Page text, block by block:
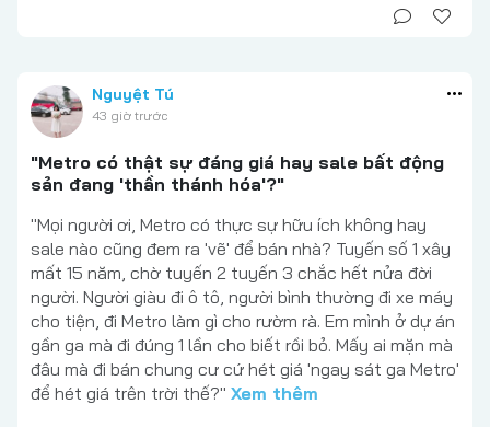
Nguyệt Tú
43 giờ trước
"Metro có thật sự đáng giá hay sale bất động
sản đang 'thần thánh hóa'?"
"Mọi người ơi, Metro có thực sự hữu ích không hay
sale nào cũng đem ra 'vẽ' để bán nhà? Tuyến số 1 xây
mất 15 năm, chờ tuyến 2 tuyến 3 chắc hết nửa đời
người. Người giàu đi ô tô, người bình thường đi xe máy
cho tiện, đi Metro làm gì cho rườm rà. Em mình ở dự án
gần ga mà đi đúng 1 lần cho biết rồi bỏ. Mấy ai mặn mà
đâu mà đi bán chung cư cứ hét giá 'ngay sát ga Metro'
để hét giá trên trời thế?" Xem thêm